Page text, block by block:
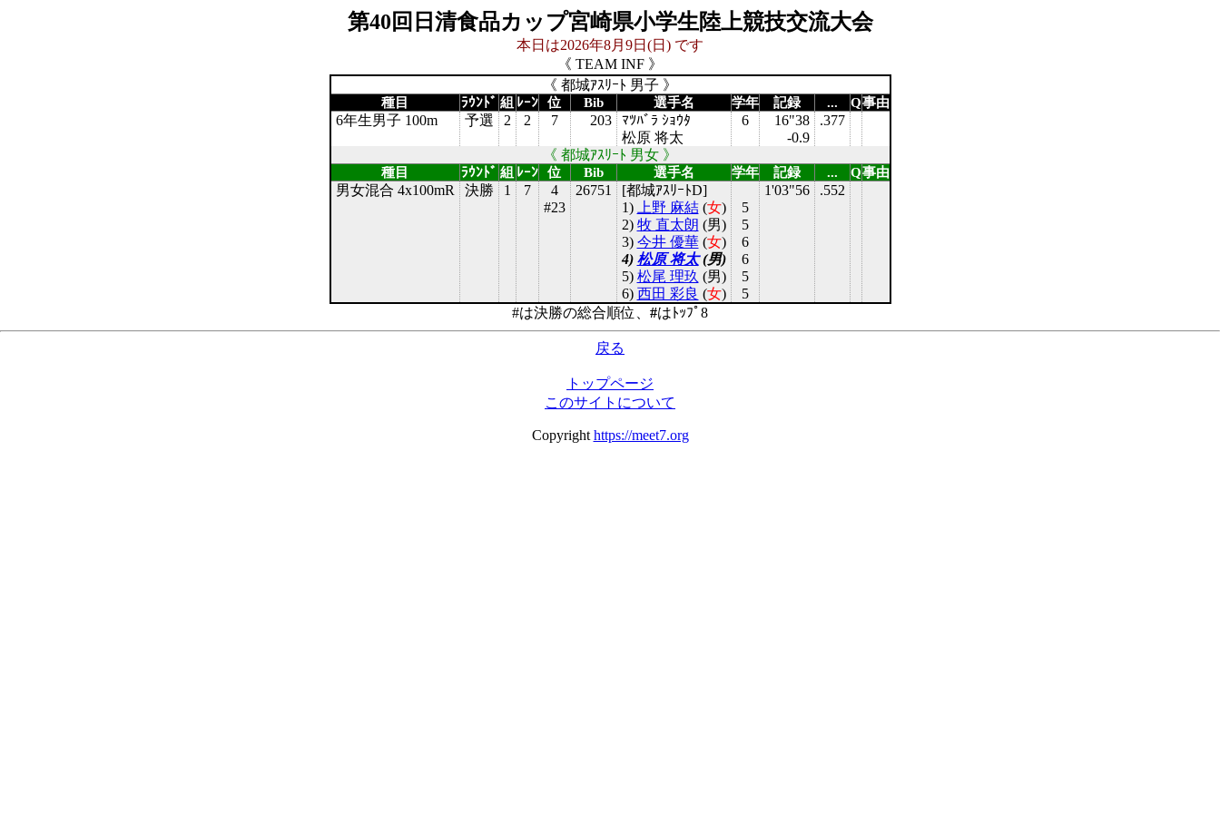
第40回日清食品カップ宮崎県小学生陸上競技交流大会
本日は2026年8月9日(日) です
《 TEAM INF 》
《 都城ｱｽﾘｰﾄ 男子 》
種目 ﾗｳﾝﾄﾞ 組 ﾚｰﾝ 位 Bib 選手名 学年 記録 ... Q事由
6年生男子 100m 予選 2 2 7 203
ﾏﾂﾊﾞﾗ ｼｮｳﾀ
松原 将太
6
16"38
-0.9
.377
《 都城ｱｽﾘｰﾄ 男女 》
種目 ﾗｳﾝﾄﾞ 組 ﾚｰﾝ 位 Bib 選手名 学年 記録 ... Q事由
男女混合 4x100mR 決勝 1 7
4
#23
26751
[都城ｱｽﾘｰﾄD]
1)
上野 麻結(女)
2) 牧 直太朗 (男)
3) 今井 優華(女)
4) 松原 将太(男)
5) 松尾 理玖 (男)
6) 西田 彩良 (女)
5
5
6
6
5
5
1'03"56 .552
#は決勝の総合順位、 #はﾄｯﾌﾟ8
戻る
トップページ
このサイトについて
Copyright https://meet7.org